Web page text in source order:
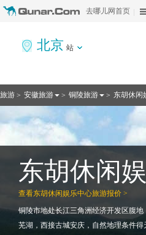
去哪儿网首页
北京 站
旅游 > 安徽旅游 > 铜陵旅游 > 东胡休闲
查看东胡休闲娱乐中心旅游报价 >
东胡休闲
铜陵市地处长江三角洲经济开发区腹
芜湖，西接古城安庆，自然地理条件